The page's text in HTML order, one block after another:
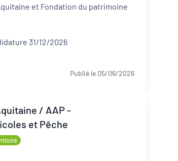
et Fondation du patrimoine
31/12/2026
Publié le 05/06/2026
/ AAP -
et Pêche